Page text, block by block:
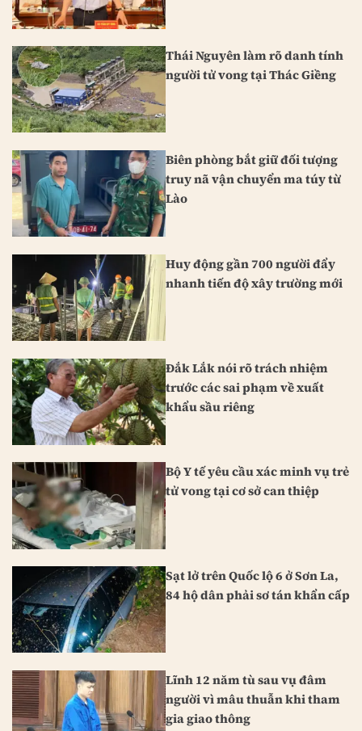
Thái Nguyên làm rõ danh tính
người tử vong tại Thác Giềng
Biên phòng bắt giữ đối tượng
truy nã vận chuyển ma túy từ
Lào
Huy động gần 700 người đẩy
nhanh tiến độ xây trường mới
Đắk Lắk nói rõ trách nhiệm
trước các sai phạm về xuất
khẩu sầu riêng
Bộ Y tế yêu cầu xác minh vụ trẻ
tử vong tại cơ sở can thiệp
Sạt lở trên Quốc lộ 6 ở Sơn La,
84 hộ dân phải sơ tán khẩn cấp
Lĩnh 12 năm tù sau vụ đâm
người vì mâu thuẫn khi tham
gia giao thông